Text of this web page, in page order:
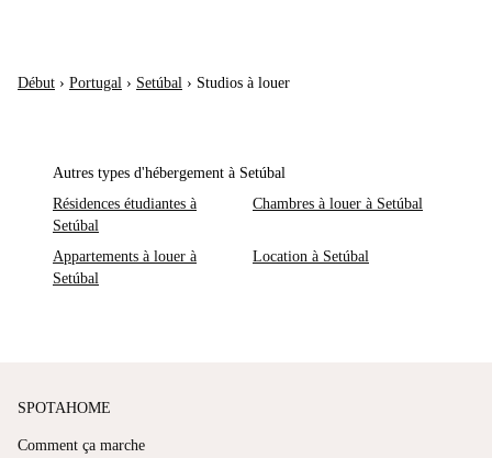
Début › Portugal › Setúbal › Studios à louer
Autres types d'hébergement à Setúbal
Résidences étudiantes à
Setúbal
Chambres à louer à Setúbal
Appartements à louer à
Setúbal
Location à Setúbal
SPOTAHOME
Comment ça marche